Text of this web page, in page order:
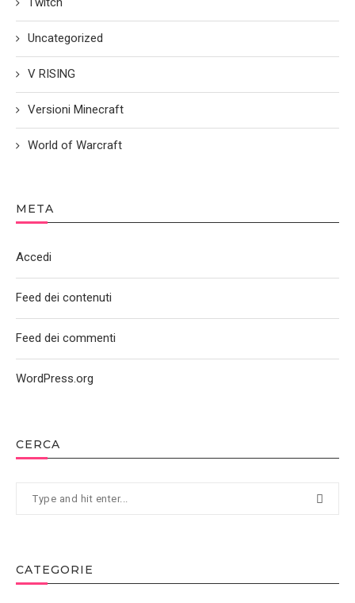
CERCA
CATEGORIE
Uncategorized
V RISING
Versioni Minecraft
World of Warcraft
META
Accedi
Feed dei contenuti
Feed dei commenti
WordPress.org